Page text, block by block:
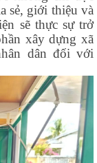
sẻ, giới thiệu và
sẽ thực sự trở
xây dựng xã
dân đối với